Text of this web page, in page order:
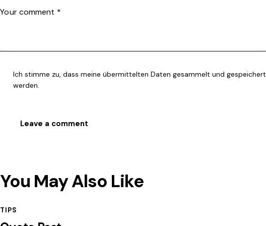
Ich stimme zu, dass meine übermittelten Daten gesammelt und gespeichert
werden.
You May Also Like
TIPS